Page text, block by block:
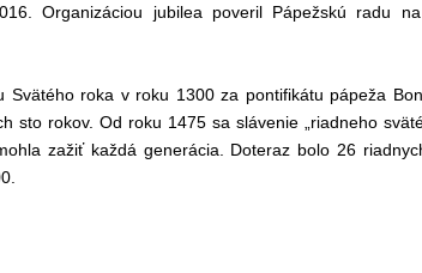
Organizáciou jubilea poveril Pápežskú radu
Svätého roka v roku 1300 za pontifikátu pápeža
sto rokov. Od roku 1475 sa slávenie „riadneho
zažiť každá generácia. Doteraz bolo 26